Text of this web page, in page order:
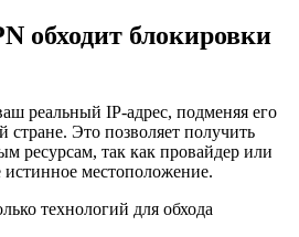
обходит блокировки
реальный IP-адрес, подменяя его
стране. Это позволяет получить
ресурсам, так как провайдер или
истинное местоположение.
технологий для обхода